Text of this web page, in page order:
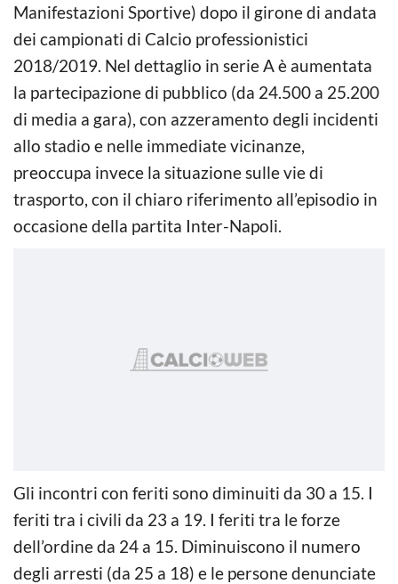
Manifestazioni Sportive) dopo il girone di andata
dei campionati di Calcio professionistici
2018/2019. Nel dettaglio in serie A è aumentata
la partecipazione di pubblico (da 24.500 a 25.200
di media a gara), con azzeramento degli incidenti
allo stadio e nelle immediate vicinanze,
preoccupa invece la situazione sulle vie di
trasporto, con il chiaro riferimento all’episodio in
occasione della partita Inter-Napoli.
Gli incontri con feriti sono diminuiti da 30 a 15. I
feriti tra i civili da 23 a 19. I feriti tra le forze
dell’ordine da 24 a 15. Diminuiscono il numero
degli arresti (da 25 a 18) e le persone denunciate